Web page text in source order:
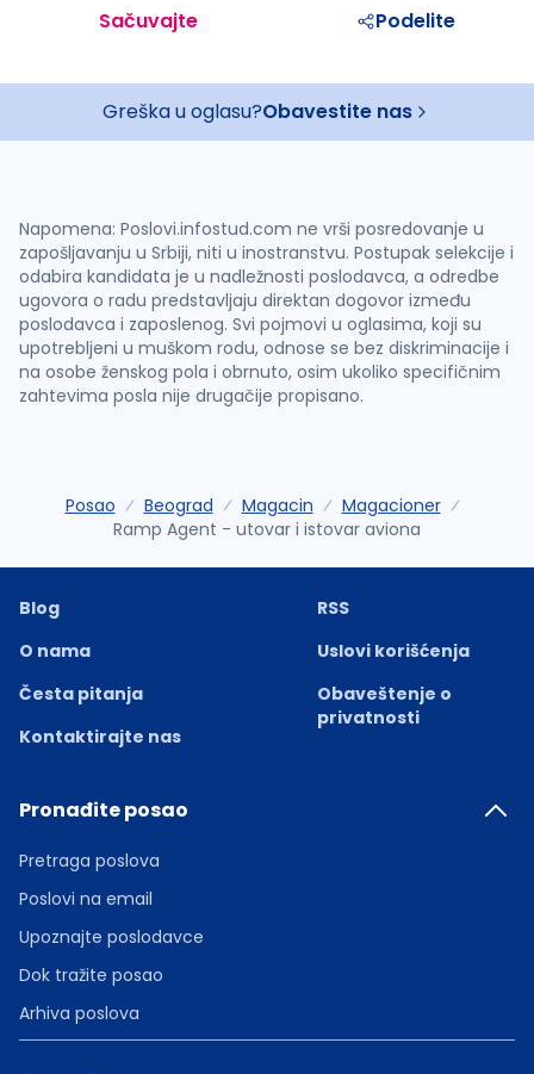
Sačuvajte Podelite
Greška u oglasu?Obavestite nas
Napomena: Poslovi.infostud.com ne vrši posredovanje u
zapošljavanju u Srbiji, niti u inostranstvu. Postupak selekcije i
odabira kandidata je u nadležnosti poslodavca, a odredbe
ugovora o radu predstavljaju direktan dogovor između
poslodavca i zaposlenog. Svi pojmovi u oglasima, koji su
upotrebljeni u muškom rodu, odnose se bez diskriminacije i
na osobe ženskog pola i obrnuto, osim ukoliko specifičnim
zahtevima posla nije drugačije propisano.
Posao Beograd Magacin
Magacioner
Ramp Agent - utovar i istovar aviona
Blog
O nama
Česta pitanja
Kontaktirajte nas
RSS
Uslovi korišćenja
Obaveštenje o
privatnosti
Pronađite posao
Pretraga poslova
Poslovi na email
Upoznajte poslodavce
Dok tražite posao
Arhiva poslova